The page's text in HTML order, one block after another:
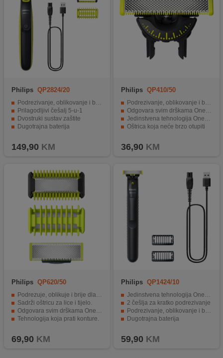
Philips QP2824/20
Podrezivanje, oblikovanje i brijanje dlačica
Prilagodljivi češalj 5-u-1
Dvostruki sustav zaštite
Dugotrajna baterija
149,90 KM
Philips QP410/50
Podrezivanje, oblikovanje i brijanje
Odgovara svim drškama OneBlade
Jedinstvena tehnologija OneBlade
Oštrica koja neće brzo otupiti
36,90 KM
Philips QP620/50
Podrezuje, oblikuje i brije dlačice.
Sadrži oštricu za lice i tijelo.
Odgovara svim drškama OneBlade.
Tehnologija koja prati konture.
69,90 KM
Philips QP1424/10
Jedinstvena tehnologija OneBlade
2 češlja za kratko podrezivanje
Podrezivanje, oblikovanje i brijanje
Dugotrajna baterija
59,90 KM